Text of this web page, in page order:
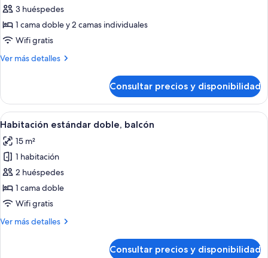
al
mar
de
Habitación
triple
3 huéspedes
1 cama doble y 2 camas individuales
Wifi gratis
Ver más detalles
Más
triple
económica
Consultar precios y disponibilidad
Abrir
todas
las
fotos
de
Habitación
estándar
balcón
Una cama individual con cabecera
7
Habitación estándar doble, balcón
15 m²
1 habitación
2 huéspedes
1 cama doble
Wifi gratis
Ver más detalles
Más
Consultar precios y disponibilidad